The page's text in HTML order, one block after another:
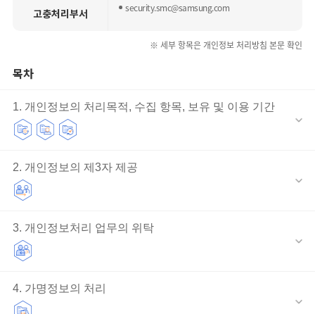
고충처리부서
security.smc@samsung.com
※ 세부 항목은 개인정보 처리방침 본문 확인
목차
1. 개인정보의 처리목적, 수집 항목, 보유 및 이용 기간
2. 개인정보의 제3자 제공
3. 개인정보처리 업무의 위탁
4. 가명정보의 처리